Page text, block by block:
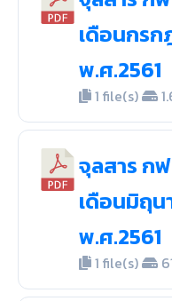
เดือนกรก
พ.ศ.2561
1 file(s)
จุลสาร ก
เดือนมิถุน
พ.ศ.2561
1 file(s)